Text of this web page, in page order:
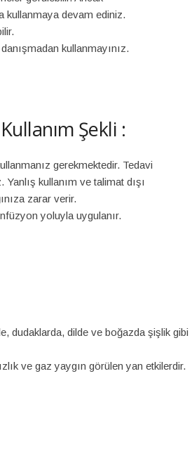
kullanmaya devam ediniz.
kullanmayınız.
Şekli :
gerekmektedir. Tedavi
kullanım ve talimat dışı
zarar verir.
yoluyla uygulanır.
dudaklarda, dilde ve boğazda şişlik gibi
ve gaz yaygın görülen yan etkilerdir.